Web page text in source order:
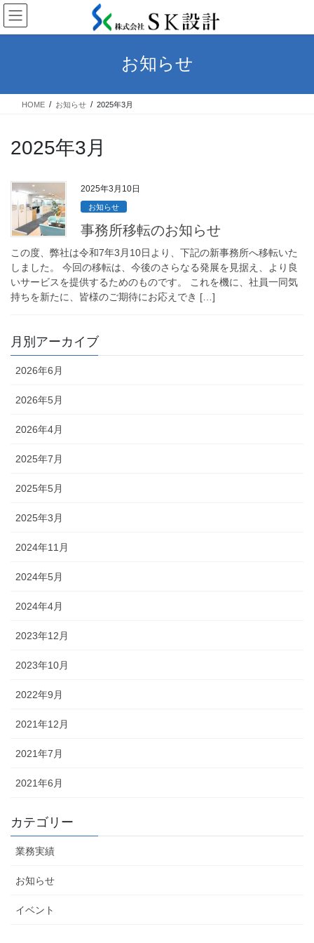
コ
ン
テ
ス
ナ
ビ
ゲ
ン
お知らせ
HOME お知らせ 2025年3月
2025年3月
2025年3月10日
お知らせ
事務所移転のお知らせ
この度、弊社は令和7年3月10日より、下記の新事務所へ移転いた
しました。 今回の移転は、今後のさらなる発展を見据え、より良
いサービスを提供するためのものです。 これを機に、社員一同気
持ちを新たに、皆様のご期待にお応えでき […]
月別アーカイブ
2026年6月
2026年5月
2026年4月
2025年7月
2025年5月
2025年3月
2024年11月
2024年5月
2024年4月
2023年12月
2023年10月
2022年9月
2021年12月
2021年7月
2021年6月
カテゴリー
業務実績
お知らせ
イベント